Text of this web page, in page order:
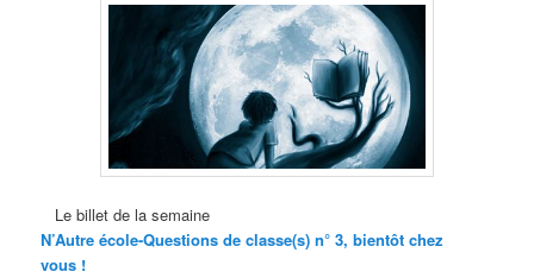
Le billet de la semaine
N’Autre école-Questions de classe(s) n° 3, bientôt chez
vous !